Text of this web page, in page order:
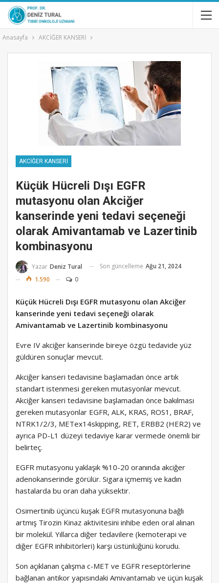
Anasayfa AKCİĞER KANSERİ
AKCİĞER KANSERİ
Küçük Hücreli Dışı EGFR
mutasyonu olan Akciğer
kanserinde yeni tedavi seçeneği
olarak Amivantamab ve Lazertinib
kombinasyonu
Yazar Deniz Tural Son güncelleme Ağu 21, 2024
1.590
0
Küçük Hücreli Dışı EGFR mutasyonu olan Akciğer
kanserinde yeni tedavi seçeneği olarak
Amivantamab ve Lazertinib kombinasyonu
Evre IV akciğer kanserinde bireye özgü tedavide yüz
güldüren sonuçlar mevcut.
Akciğer kanseri tedavisine başlamadan önce artık
standart istenmesi gereken mutasyonlar mevcut.
Akciğer kanseri tedavisine başlamadan önce bakılması
gereken mutasyonlar EGFR, ALK, KRAS, ROS1, BRAF,
NTRK1/2/3, METex14skipping, RET, ERBB2 (HER2) ve
ayrıca PD-L1 düzeyi tedaviye karar vermede önemli bir
belirteç.
EGFR mutasyonu yaklaşık %10-20 oranında akciğer
adenokanserinde görülür. Sigara içmemiş ve kadın
hastalarda bu oran daha yüksektir.
Osimertinib üçüncü kuşak EGFR mutasyonuna bağlı
artmış Tirozin Kinaz aktivitesini inhibe eden oral alınan
bir molekül. Yıllarca diğer tedavilere (kemoterapi ve
diğer EGFR inhibitörleri) karşı üstünlüğünü korudu.
Son açıklanan çalışma c-MET ve EGFR reseptörlerine
bağlanan antikor yapısındaki Amivantamab ve üçün kuşak